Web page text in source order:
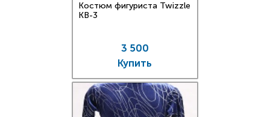
Костюм фигуриста Twizzle
KB-3
3 500
Купить